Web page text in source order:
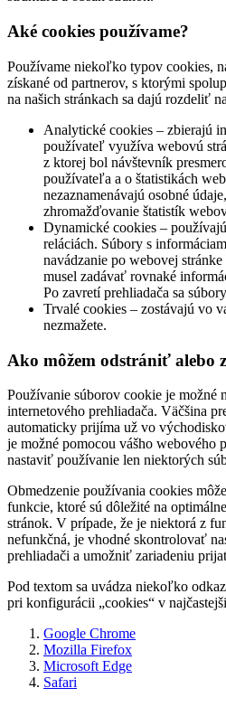
Aké cookies používame?
Používame niekoľko typov cookies,
získané od partnerov, s ktorými
na našich stránkach sa dajú rozdeliť
Analytické cookies – zbierajú
používateľ využíva webovú
z ktorej bol návštevník
používateľa a o štatistikách
nezaznamenávajú osobné
zhromažďovanie štatistík
Dynamické cookies –
reláciách. Súbory s
navádzanie po webovej
musel zadávať rovnaké
Po zavretí prehliadača sa
Trvalé cookies – zostávajú vo
nezmažete.
Ako môžem odstrániť alebo
Používanie súborov cookie je možné
internetového prehliadača. Väčšina
automaticky prijíma už vo
je možné pomocou vášho webového
nastaviť používanie len niektorých
Obmedzenie používania cookies
funkcie, ktoré sú dôležité na
stránok. V prípade, že je niektorá z
nefunkčná, je vhodné skontrolovať
prehliadači a umožniť zariadeniu
Pod textom sa uvádza niekoľko
pri konfigurácii „cookies“ v
Google Chrome
Mozilla Firefox
Microsoft Edge
Safari